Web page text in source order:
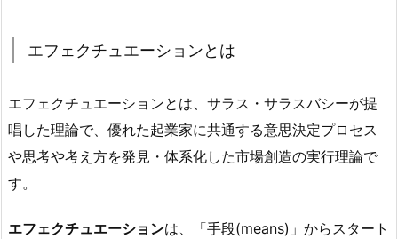
エフェクチュエーションとは
エフェクチュエーションとは、サラス・サラスバシーが提
唱した理論で、優れた起業家に共通する意思決定プロセス
や思考や考え方を発見・体系化した市場創造の実行理論で
す。
エフェクチュエーションは、「手段(means)」からスタート